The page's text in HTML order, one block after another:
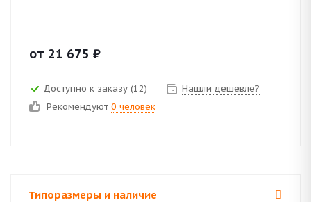
от 21 675 ₽
Доступно к заказу (12)
Нашли дешевле?
Рекомендуют 0 человек
Типоразмеры и наличие